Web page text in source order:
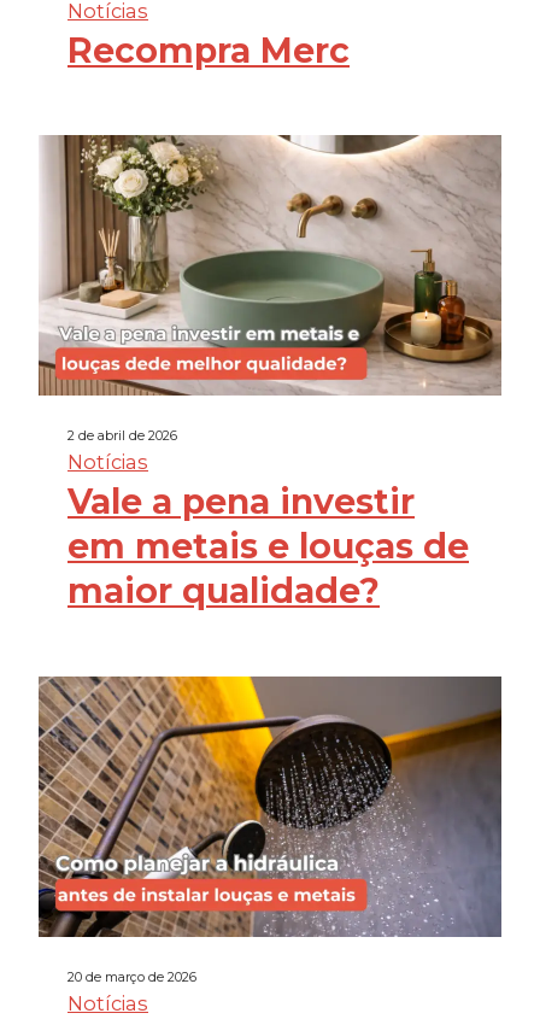
Notícias
Recompra Merc
2 de abril de 2026
Notícias
Vale a pena investir
em metais e louças de
maior qualidade?
20 de março de 2026
Notícias